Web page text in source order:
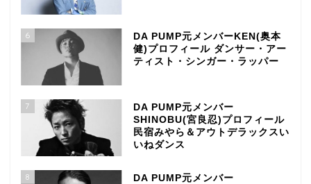
6
DA PUMP元メンバーKEN(奥本
健)プロフィール ダンサー・アー
ティスト・シンガー・ラッパー
7
DA PUMP元メンバー
SHINOBU(宮良忍)プロフィール
民宿みやら＆アウトデラックスい
いねダンス
8
DA PUMP元メンバー